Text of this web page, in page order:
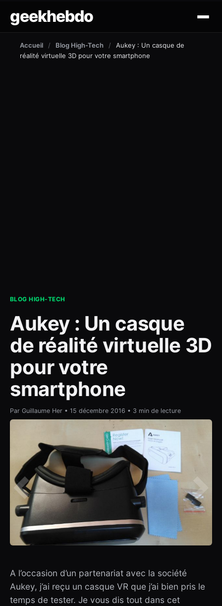
geekhebdo
actus
Accueil / Blog High-Tech /
Aukey : Un casque de
réalité virtuelle 3D pour votre smartphone
BLOG HIGH-TECH
Aukey : Un casque
de réalité virtuelle 3D
pour votre
smartphone
Par Guillaume Her • 15 décembre 2016 • 3 min de lecture
A l’occasion d’un partenariat avec la société
Aukey, j’ai reçu un casque VR que j’ai bien pris le
temps de tester. Je vous dis tout dans cet